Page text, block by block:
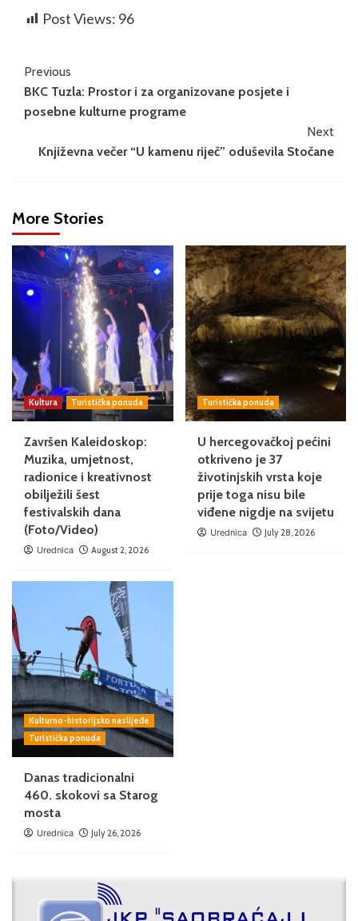
Post Views: 96
Previous
BKC Tuzla: Prostor i za organizovane posjete i
posebne kulturne programe
Next
Književna večer “U kamenu riječ” oduševila Stočane
More Stories
Kultura Turistička ponuda
Završen Kaleidoskop:
Muzika, umjetnost,
radionice i kreativnost
obilježili šest
festivalskih dana
(Foto/Video)
Urednica August 2, 2026
Turistička ponuda
U hercegovačkoj pećini
otkriveno je 37
životinjskih vrsta koje
prije toga nisu bile
viđene nigdje na svijetu
Urednica July 28, 2026
Kulturno-historijsko naslijeđe
Turistička ponuda
Danas tradicionalni
460. skokovi sa Starog
mosta
Urednica July 26, 2026